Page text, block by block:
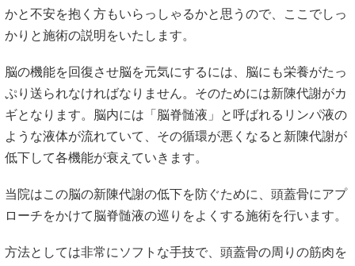
かと不安を抱く方もいらっしゃるかと思うので、ここでしっ
かりと施術の説明をいたします。
脳の機能を回復させ脳を元気にするには、脳にも栄養がたっ
ぷり送られなければなりません。そのためには新陳代謝がカ
ギとなります。脳内には「脳脊髄液」と呼ばれるリンパ液の
ような液体が流れていて、その循環が悪くなると新陳代謝が
低下して各機能が衰えていきます。
当院はこの脳の新陳代謝の低下を防ぐために、頭蓋骨にアプ
ローチをかけて脳脊髄液の巡りをよくする施術を行います。
方法としては非常にソフトな手技で、頭蓋骨の周りの筋肉を